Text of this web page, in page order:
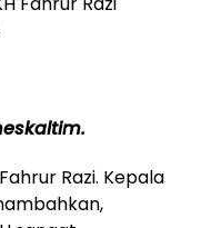
Razi. Kepala